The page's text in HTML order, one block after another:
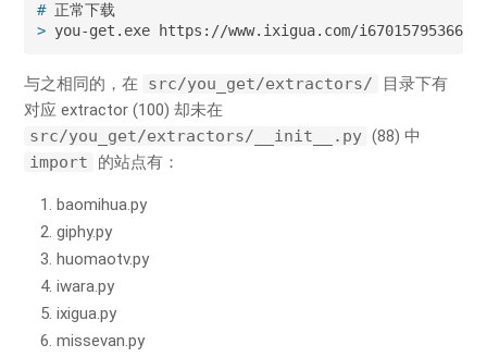
# 正常下载
> you-get.exe https://www.ixigua.com/
与之相同的，在 src/you_get/extractors/
目录下有
对应 extractor (100) 却未在
src/you_get/extractors/__init__.py (88) 中
import
的站点有：
baomihua.py
giphy.py
huomaotv.py
iwara.py
ixigua.py
missevan.py